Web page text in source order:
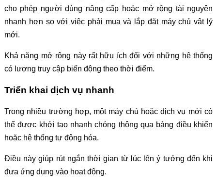
cho phép người dùng nâng cấp hoặc mở rộng tài nguyên
nhanh hơn so với việc phải mua và lắp đặt máy chủ vật lý
mới.
Khả năng mở rộng này rất hữu ích đối với những hệ thống
có lượng truy cập biến động theo thời điểm.
Triển khai dịch vụ nhanh
Trong nhiều trường hợp, một máy chủ hoặc dịch vụ mới có
thể được khởi tạo nhanh chóng thông qua bảng điều khiển
hoặc hệ thống tự động hóa.
Điều này giúp rút ngắn thời gian từ lúc lên ý tưởng đến khi
đưa ứng dụng vào hoạt động.